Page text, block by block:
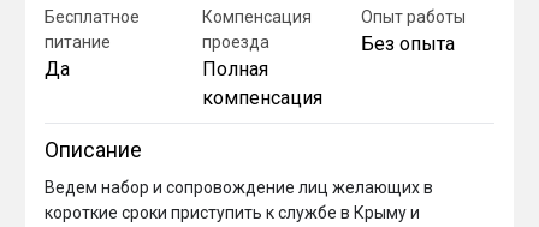
Бесплатное
питание
Да
Компенсация
проезда
Полная
компенсация
Опыт работы
Без опыта
Описание
Ведем набор и сопровождение лиц желающих в
короткие сроки приступить к службе в Крыму и